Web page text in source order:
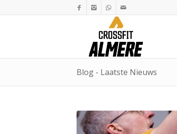
Blog - Laatste Nieuws